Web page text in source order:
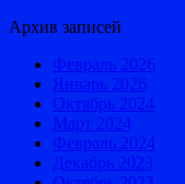
Архив записей
Февраль 2026
Январь 2026
Октябрь 2024
Март 2024
Февраль 2024
Декабрь 2023